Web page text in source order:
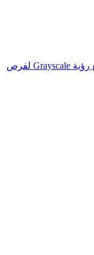
يواجه قانون CLARITY اختبار 15 سبتمبر مع رؤية Grayscale لفرص